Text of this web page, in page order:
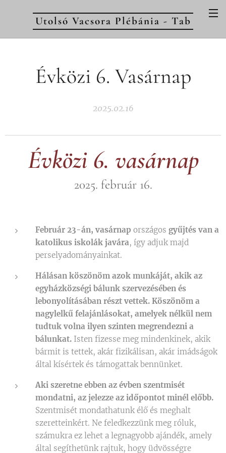
Utolsó Vacsora Plébánia - Tab
Évközi 6. Vasárnap
2025.02.16
Évközi 6. vasárnap
2025. február 16.
Február 23-án, vasárnap országos gyűjtés van a
katolikus iskolák javára, így adjuk majd
perselyadományainkat.
Hálásan köszönöm azok munkáját, akik az
egyházközségi bálunk szervezésében és
lebonyolításában részt vettek. Köszönöm a
nagylelkű felajánlásokat, amelyek nélkül nem
tudtuk volna ilyen szinten megrendezni a
bálunkat. Isten fizesse meg mindenkinek, akik
bármit is tettek, akár fizikálisan, akár imádságok
által kísértek és támogattak bennünket.
Aki szeretne ebben az évben szentmisét
mondatni, az jelezze az időpontot minél előbb.
Szentmisét mondathatunk élő és meghalt
szeretteinkért. Ne feledkezzünk meg róluk,
számukra ez lehet a legnagyobb ajándék, amely
által segíthetünk rajtuk, hogy üdvösségre